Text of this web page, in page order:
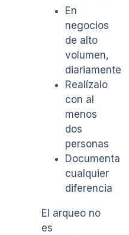
En
negocios
de alto
volumen,
diariamente
Realízalo
con al
menos
dos
personas
Documenta
cualquier
diferencia
El arqueo no
es